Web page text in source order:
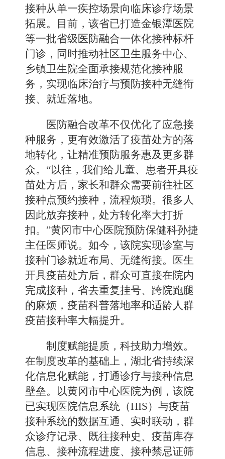
接种从单一疾控场景向临床诊疗场景
拓展。目前，该省已打造金银潭医院
等一批省级医防融合一体化接种标杆
门诊，同时推动社区卫生服务中心、
乡镇卫生院全面承接规范化接种服
务，实现临床治疗与预防接种无缝衔
接、就近落地。
医防融合改革不仅优化了应急接
种服务，更有效激活了疫苗处方的落
地转化，让精准预防服务惠及更多群
众。“以往，我们给儿童、患者开具疫
苗处方后，家长和群众需要前往社区
接种点预约接种，流程烦琐。很多人
因此放弃接种，处方转化率大打折
扣。”黄冈市中心医院预防保健科孙捷
主任医师说。如今，该院实现诊室与
接种门诊就近布局、无缝衔接。医生
开具疫苗处方后，群众可直接在院内
完成接种，省去重复挂号、跨院跑腿
的麻烦，疫苗科普落地率和适龄人群
疫苗接种率大幅提升。
制度赋能提质，科技助力增效。
在制度改革的基础上，湖北省持续深
化信息化赋能，打通诊疗与接种信息
壁垒。以黄冈市中心医院为例，该院
已实现医院信息系统（HIS）与疫苗
接种系统的数据互通、实时联动，群
众诊疗记录、既往接种史、疫苗库存
信息、接种流程进度、接种禁忌证筛